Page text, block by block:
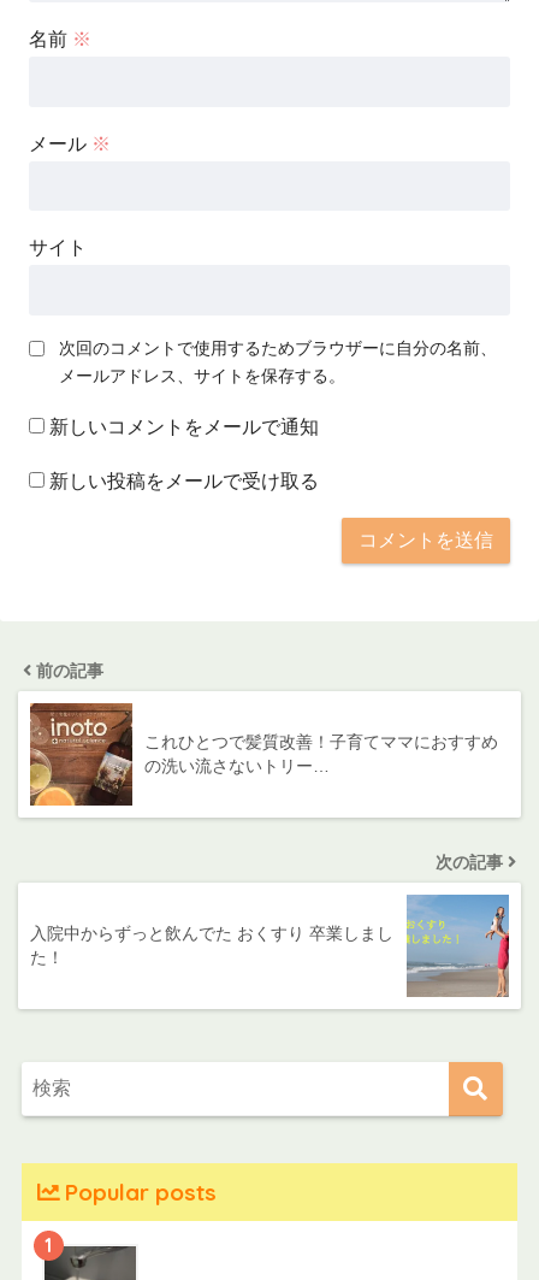
名前 ※
メール ※
サイト
次回のコメントで使用するためブラウザーに自分の名前、
メールアドレス、サイトを保存する。
新しいコメントをメールで通知
新しい投稿をメールで受け取る
前の記事
これひとつで髪質改善！子育てママにおすすめ
の洗い流さないトリー…
次の記事
入院中からずっと飲んでた おくすり 卒業しまし
た！
Popular posts
1